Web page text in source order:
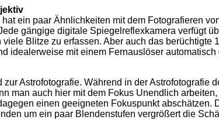
ein paar Ähnlichkeiten mit dem Fotografieren
gängige digitale Spiegelreflexkamera verfügt
Blitze zu erfassen. Aber auch das
idealerweise mit einem Fernauslöser automatisch
zur Astrofotografie. Während in der
man auch hier mit dem Fokus Unendlich
einen geeigneten Fokuspunkt
um ein paar Blendenstufen vergrößert die